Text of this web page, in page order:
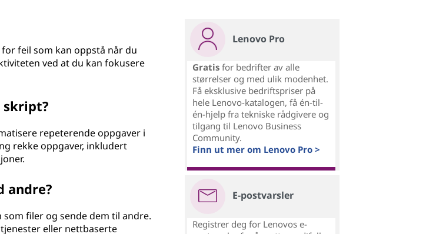
feil som kan oppstå når du
ved at du kan fokusere
skript?
repeterende oppgaver i
rekke oppgaver, inkludert
andre?
filer og sende dem til andre.
eller nettbaserte
Lenovo Pro
Gratis for bedrifter av alle
størrelser og med ulik modenhet.
Få eksklusive bedriftspriser på
hele Lenovo-katalogen, få én-til-
én-hjelp fra tekniske rådgivere og
tilgang til Lenovo Business
Community.
Finn ut mer om Lenovo Pro >
E-postvarsler
Registrer deg for Lenovos e-